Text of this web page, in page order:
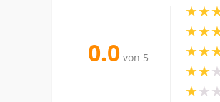
0.0 von 5
★★
★★
★★
★★
★★